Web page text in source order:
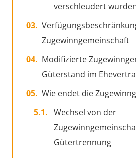
verschleudert
Zugewinngemeinschaft
Modifizierte
Güterstand im
Wie endet die
Wechsel von der
Gütertrennung